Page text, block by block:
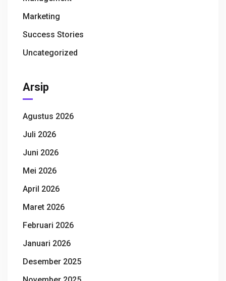
Marketing
Success Stories
Uncategorized
Arsip
Agustus 2026
Juli 2026
Juni 2026
Mei 2026
April 2026
Maret 2026
Februari 2026
Januari 2026
Desember 2025